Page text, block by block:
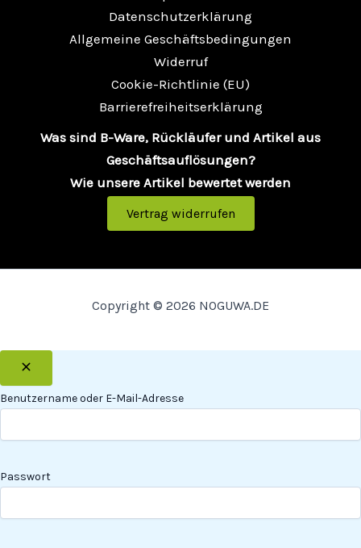
Datenschutzerklärung
Allgemeine Geschäftsbedingungen
Widerruf
Cookie-Richtlinie (EU)
Barrierefreiheitserklärung
Was sind B-Ware, Rückläufer und Artikel aus
Geschäftsauflösungen?
Wie unsere Artikel bewertet werden
Vertrag widerrufen
Copyright © 2026 NOGUWA.DE
Benutzername oder E-Mail-Adresse
Passwort